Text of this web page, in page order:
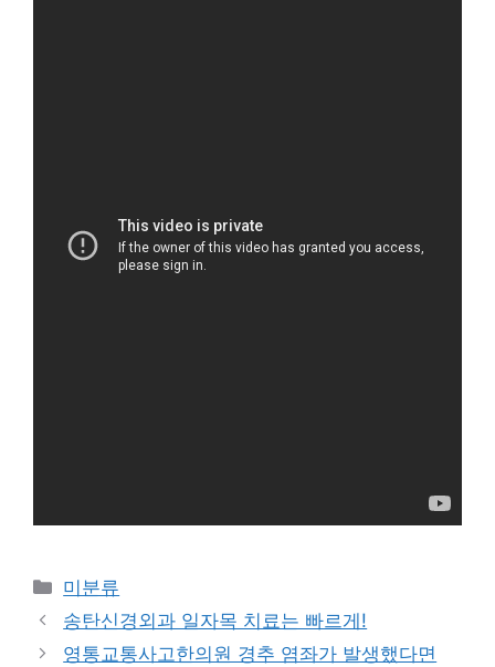
Categories
미분류
송탄신경외과 일자목 치료는 빠르게!
영통교통사고한의원 경추 염좌가 발생했다면